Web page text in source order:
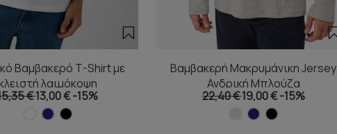
Βαμβακερό T-Shirt με
λαιμόκοψη
€13,00 €-15%
Βαμβακερή Μακρυμάνικη Jersey
Ανδρική Μπλούζα
22,40 €19,00 €-15%